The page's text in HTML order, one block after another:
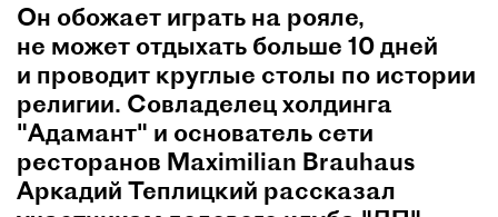
Он обожает играть на рояле,
не может отдыхать больше 10 дней
и проводит круглые столы по истории
религии. Совладелец холдинга
"Адамант" и основатель сети
ресторанов Maximilian Brauhaus
Аркадий Теплицкий рассказал